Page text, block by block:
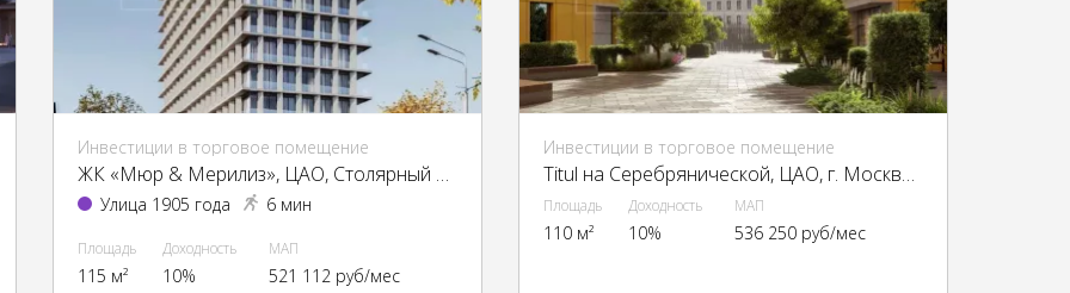
Инвестиции в торговое помещение
ЖК «Мюр & Мерилиз», ЦАО, Столярный пер., 3, кор. 6
Улица 1905 года 6 мин
Площадь
115 м²
Доходность
10%
МАП
521 112 руб/мес
Инвестиции в торговое помещение
Titul на Серебрянической, ЦАО, г. Москва, Серебрянический пер., 6 и 8
Площадь
110 м²
Доходность
10%
МАП
536 250 руб/мес